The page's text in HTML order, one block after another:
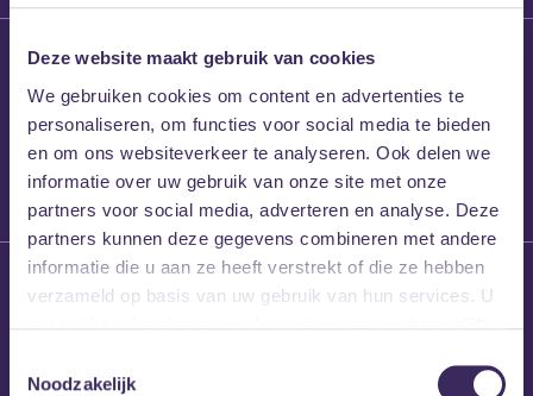
Deze website maakt gebruik van cookies
We gebruiken cookies om content en advertenties te
personaliseren, om functies voor social media te bieden
en om ons websiteverkeer te analyseren. Ook delen we
informatie over uw gebruik van onze site met onze
partners voor social media, adverteren en analyse. Deze
partners kunnen deze gegevens combineren met andere
informatie die u aan ze heeft verstrekt of die ze hebben
verzameld op basis van uw gebruik van hun services. U
Noodzakelijk
27 maart 2026
Willem’s Blog:
Frans Kalf
26 maart 2026
Willem’s Blog: High